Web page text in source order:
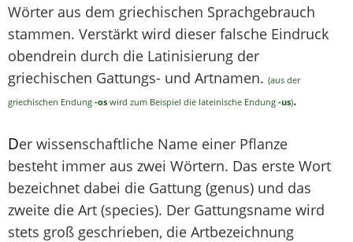
Wörter aus dem griechischen Sprachgebrauch
stammen. Verstärkt wird dieser falsche Eindruck
obendrein durch die Latinisierung der
griechischen Gattungs- und Artnamen. (aus der
griechischen Endung -os wird zum Beispiel die lateinische Endung -us).
Der wissenschaftliche Name einer Pflanze
besteht immer aus zwei Wörtern. Das erste Wort
bezeichnet dabei die Gattung (genus) und das
zweite die Art (species). Der Gattungsname wird
stets groß geschrieben, die Artbezeichnung